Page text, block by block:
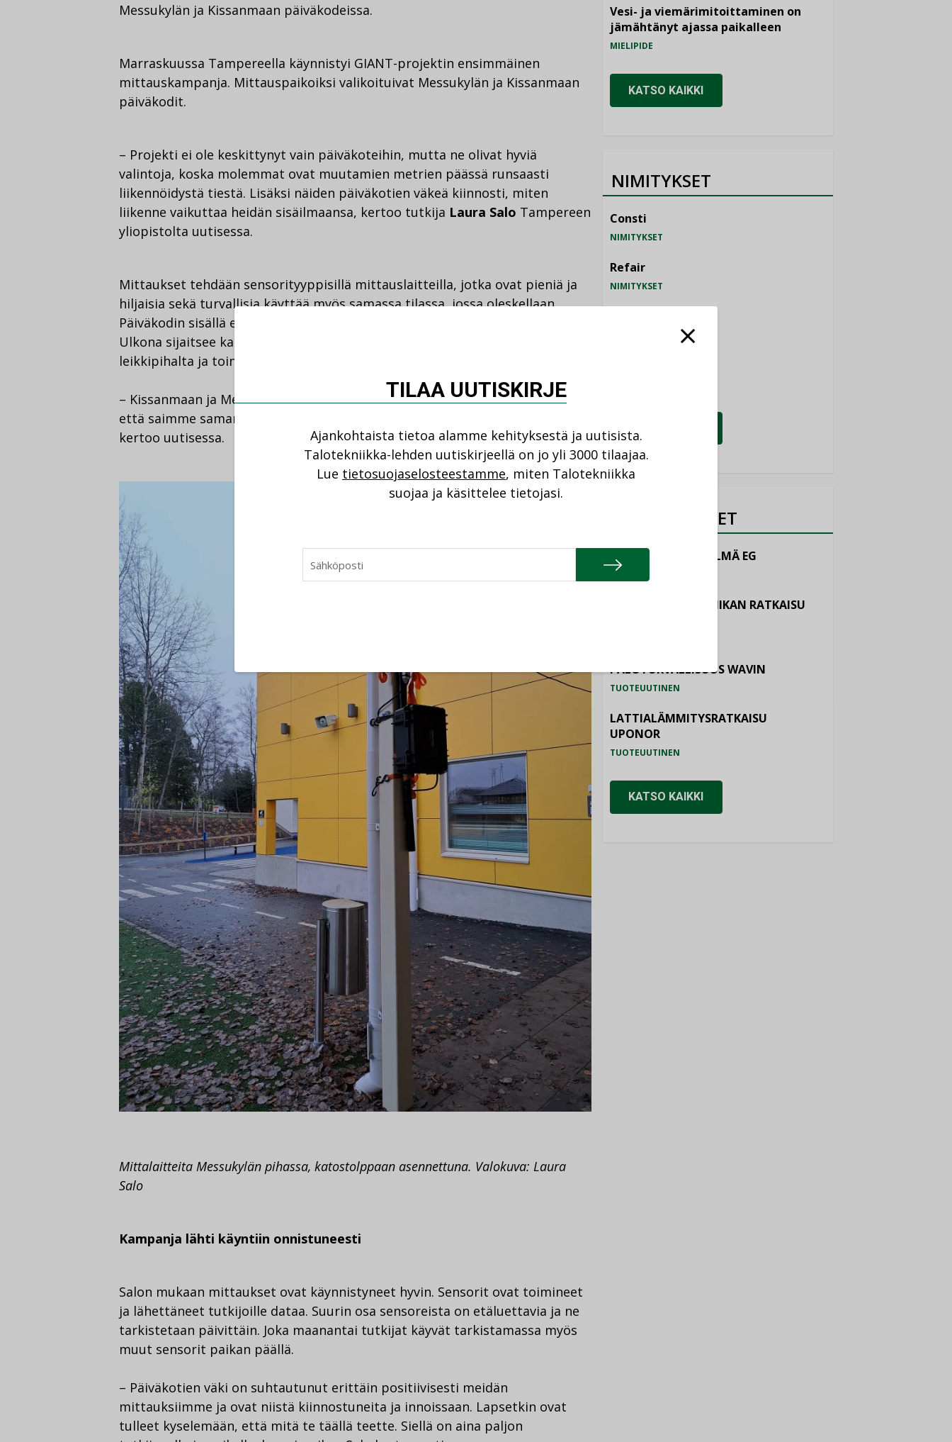
Messukylän ja Kissanmaan päiväkodeissa.
Marraskuussa Tampereella käynnistyi GIANT-projektin ensimmäinen
mittauskampanja. Mittauspaikoiksi valikoituivat Messukylän ja Kissanmaan
päiväkodit.
– Projekti ei ole keskittynyt vain päiväkoteihin, mutta ne olivat hyviä
valintoja, koska molemmat ovat muutamien metrien päässä runsaasti
liikennöidystä tiestä. Lisäksi näiden päiväkotien väkeä kiinnosti, miten
liikenne vaikuttaa heidän sisäilmaansa, kertoo tutkija Laura Salo Tampereen
yliopistolta uutisessa.
Mittaukset tehdään sensorityyppisillä mittauslaitteilla, jotka ovat pieniä ja
hiljaisia sekä turvallisia käyttää myös samassa tilassa, jossa oleskellaan.
Päiväkodin sisällä erilaisia mittalaitteita on sijoitettu yhteen huoneeseen.
Ulkona sijaitsee kaksi mittauspistettä, josta toinen löytyy päiväkodin
leikkipihalta ja toinen läheltä tietä.
– Kissanmaan ja Messukylän päiväkodeissa sattui olemaan sellainen tilanne,
että saimme samanlaisen mittausasetelman muodostettua molempiin, Salo
kertoo uutisessa.
Mittalaitteita Messukylän pihassa, katostolppaan asennettuna. Valokuva: Laura
Salo
Kampanja lähti käyntiin onnistuneesti
Salon mukaan mittaukset ovat käynnistyneet hyvin. Sensorit ovat toimineet
ja lähettäneet tutkijoille dataa. Suurin osa sensoreista on etäluettavia ja ne
tarkistetaan päivittäin. Joka maanantai tutkijat käyvät tarkistamassa myös
muut sensorit paikan päällä.
– Päiväkotien väki on suhtautunut erittäin positiivisesti meidän
mittauksiimme ja ovat niistä kiinnostuneita ja innoissaan. Lapsetkin ovat
tulleet kyselemään, että mitä te täällä teette. Siellä on aina paljon
Vesi- ja viemärimitoittaminen on
jämähtänyt ajassa paikalleen
MIELIPIDE
KATSO KAIKKI
NIMITYKSET
Consti
NIMITYKSET
Refair
NIMITYKSET
KATSO KAIKKI
TUOTEUUTISET
HALLINTAJÄRJESTELMÄ EG
TUOTEUUTINEN
ILMASTOINTITEKNIIKAN RATKAISU
PALOTURVALLISUUS WAVIN
TUOTEUUTINEN
LATTIALÄMMITYSRATKAISU
UPONOR
TUOTEUUTINEN
KATSO KAIKKI
TILAA UUTISKIRJE
Ajankohtaista tietoa alamme kehityksestä ja uutisista.
Talotekniikka-lehden uutiskirjeellä on jo yli 3000 tilaajaa.
Lue tietosuojaselosteestamme, miten Talotekniikka
suojaa ja käsittelee tietojasi.